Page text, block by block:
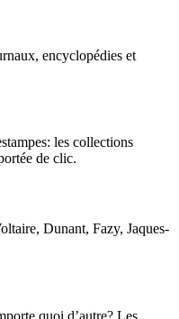
encyclopédies et
les collections
de clic.
Dunant, Fazy, Jaques-
quoi d’autre? Les